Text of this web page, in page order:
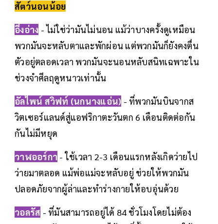
สัตว์นอนน้อย
อึ่งอ่าง - ไม่ใช่ว่ามันไม่นอน แม้ว่าบางครั้งดูเหมือน
พวกมันจะหลับตาและพักผ่อน แต่พวกมันก็ยังคงตื่น
ตัวอยู่ตลอดเวลา พวกมันจะนอนหลับสนิทเฉพาะใน
ช่วงจำศีลฤดูหนาวเท่านั้น
อัลไพน์ สวิฟท์ (นกนางแอ่น) - ที่พวกมันบินจากส
วิตเซอร์แลนด์สู่แอฟริกาตะวันตก 6 เดือนติดต่อกัน
กันไม่มีหยุด
วาฬออร์กา - ใช้เวลา 2-3 เดือนแรกหลังเกิดว่ายไป
ว่ายมาตลอด แม้พ่อแม่จะหลับอยู่ ช่วยให้พวกมัน
ปลอดภัยจากผู้ล่าและทำร่างกายให้อบอุ่นด้วย
วอลรัส - ที่มันสามารถอยู่ได้ 84 ชั่วโมงโดยไม่ต้อง